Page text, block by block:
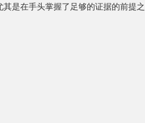
是在手头掌握了足够的证据的前提之